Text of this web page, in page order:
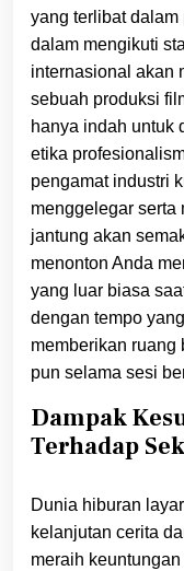
yang terlibat
dalam mengikuti
internasional akan
sebuah produksi
hanya indah untuk
etika
pengamat industri
menggelegar serta
jantung akan
menonton Anda
yang luar biasa
dengan tempo
memberikan ruang
pun selama sesi
Dampak
Terhadap
Dunia hiburan
kelanjutan cerita
meraih